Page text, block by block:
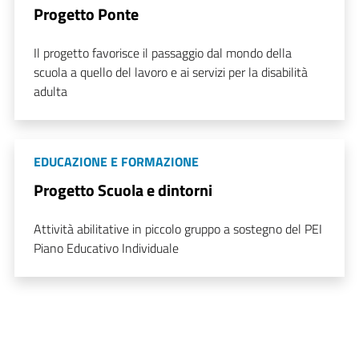
Progetto Ponte
Il progetto favorisce il passaggio dal mondo della
scuola a quello del lavoro e ai servizi per la disabilità
adulta
EDUCAZIONE E FORMAZIONE
Progetto Scuola e dintorni
Attività abilitative in piccolo gruppo a sostegno del PEI
Piano Educativo Individuale